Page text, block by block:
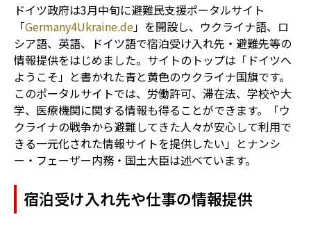
ドイツ政府は3月中旬に避難民支援ポータルサイト
「Germany4Ukraine.de」を開設し、ウクライナ語、ロ
シア語、英語、ドイツ語で宿泊受け入れ先・避難先等の
情報提供をはじめました。サイトのトップは「ドイツへ
ようこそ」と書かれた青と黄色のウクライナ国旗です。
このポータルサイトでは、労働許可、滞在法、学校や大
学、医療機関に関する情報も得ることができます。「ウ
クライナの戦争から避難してきた人々が安心して利用で
きる一元化された情報サイトを提供したい」とナンシ
ー・フェーザー内務・国土大臣は述べています。
宿泊受け入れ先や仕事の情報提供